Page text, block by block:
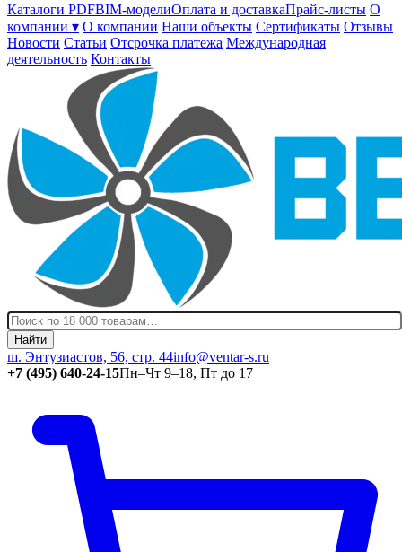
Каталоги PDFBIM-моделиОплата и доставкаПрайс-листы О
компании ▾ О компании Наши объекты Сертификаты Отзывы
Новости Статьи Отсрочка платежа Международная
деятельность Контакты
Найти
ш. Энтузиастов, 56, стр. 44info@ventar-s.ru
+7 (495) 640-24-15Пн–Чт 9–18, Пт до 17